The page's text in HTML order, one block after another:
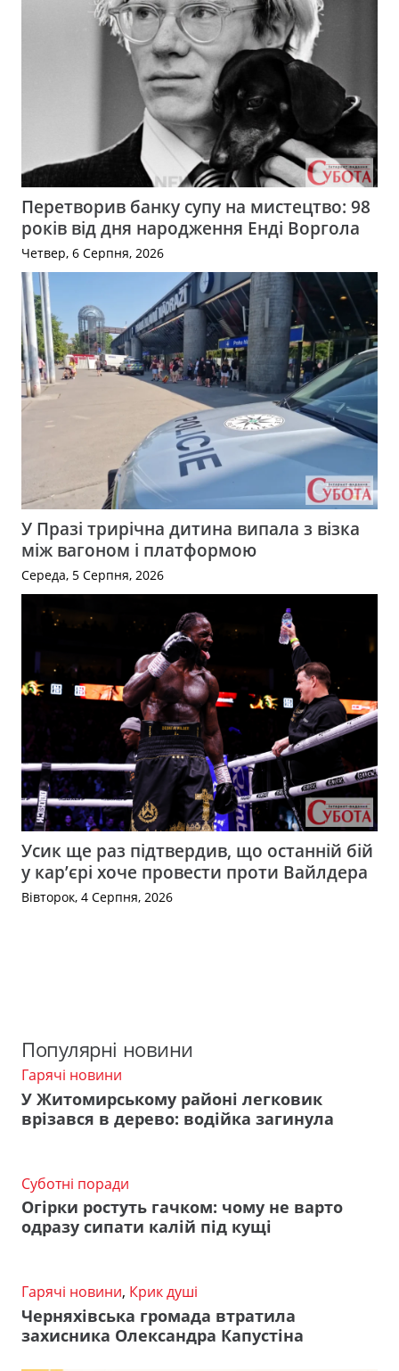
Перетворив банку супу на мистецтво: 98
років від дня народження Енді Воргола
Четвер, 6 Серпня, 2026
У Празі трирічна дитина випала з візка
між вагоном і платформою
Середа, 5 Серпня, 2026
Усик ще раз підтвердив, що останній бій
у кар’єрі хоче провести проти Вайлдера
Вівторок, 4 Серпня, 2026
Популярні новини
Гарячі новини
У Житомирському районі легковик
врізався в дерево: водійка загинула
Суботні поради
Огірки ростуть гачком: чому не варто
одразу сипати калій під кущі
Гарячі новини, Крик душі
Черняхівська громада втратила
захисника Олександра Капустіна